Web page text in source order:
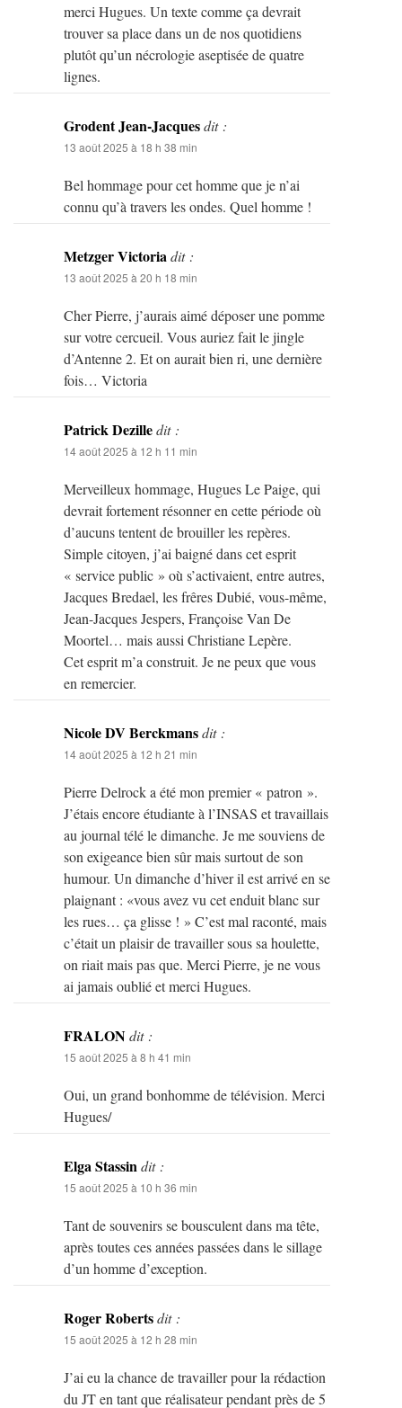
merci Hugues. Un texte comme ça devrait
trouver sa place dans un de nos quotidiens
plutôt qu’un nécrologie aseptisée de quatre
lignes.
Grodent Jean-Jacquesdit :
13 août 2025 à 18 h 38 min
Bel hommage pour cet homme que je n’ai
connu qu’à travers les ondes. Quel homme !
Metzger Victoriadit :
13 août 2025 à 20 h 18 min
Cher Pierre, j’aurais aimé déposer une pomme
sur votre cercueil. Vous auriez fait le jingle
d’Antenne 2. Et on aurait bien ri, une dernière
fois… Victoria
Patrick Dezilledit :
14 août 2025 à 12 h 11 min
Merveilleux hommage, Hugues Le Paige, qui
devrait fortement résonner en cette période où
d’aucuns tentent de brouiller les repères.
Simple citoyen, j’ai baigné dans cet esprit
« service public » où s’activaient, entre autres,
Jacques Bredael, les frêres Dubié, vous-même,
Jean-Jacques Jespers, Françoise Van De
Moortel… mais aussi Christiane Lepère.
Cet esprit m’a construit. Je ne peux que vous
en remercier.
Nicole DV Berckmansdit :
14 août 2025 à 12 h 21 min
Pierre Delrock a été mon premier « patron ».
J’étais encore étudiante à l’INSAS et travaillais
au journal télé le dimanche. Je me souviens de
son exigeance bien sûr mais surtout de son
humour. Un dimanche d’hiver il est arrivé en se
plaignant : «vous avez vu cet enduit blanc sur
les rues… ça glisse ! » C’est mal raconté, mais
c’était un plaisir de travailler sous sa houlette,
on riait mais pas que. Merci Pierre, je ne vous
ai jamais oublié et merci Hugues.
FRALONdit :
15 août 2025 à 8 h 41 min
Oui, un grand bonhomme de télévision. Merci
Hugues/
Elga Stassindit :
15 août 2025 à 10 h 36 min
Tant de souvenirs se bousculent dans ma tête,
après toutes ces années passées dans le sillage
d’un homme d’exception.
Roger Robertsdit :
15 août 2025 à 12 h 28 min
J’ai eu la chance de travailler pour la rédaction
du JT en tant que réalisateur pendant près de 5